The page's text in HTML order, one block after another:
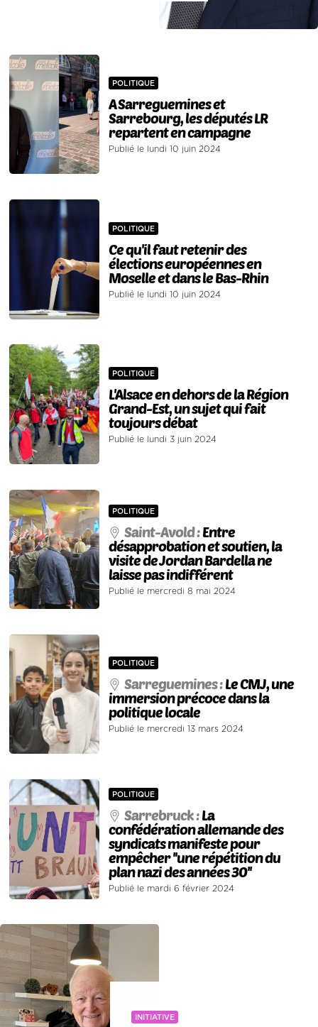
POLITIQUE
A Sarreguemines et
Sarrebourg, les députés LR
repartent en campagne
Publié le lundi 10 juin 2024
POLITIQUE
Ce qu'il faut retenir des
élections européennes en
Moselle et dans le Bas-Rhin
Publié le lundi 10 juin 2024
POLITIQUE
L'Alsace en dehors de la Région
Grand-Est, un sujet qui fait
toujours débat
Publié le lundi 3 juin 2024
POLITIQUE
Saint-Avold :Entre
désapprobation et soutien, la
visite de Jordan Bardella ne
laisse pas indifférent
Publié le mercredi 8 mai 2024
POLITIQUE
Sarreguemines :Le CMJ, une
immersion précoce dans la
politique locale
Publié le mercredi 13 mars 2024
POLITIQUE
Sarrebruck :La
confédération allemande des
syndicats manifeste pour
empêcher ''une répétition du
plan nazi des années 30''
Publié le mardi 6 février 2024
INITIATIVE